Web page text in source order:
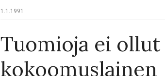
1.1.1991
Tuomioja ei ollut
kokoomuslainen